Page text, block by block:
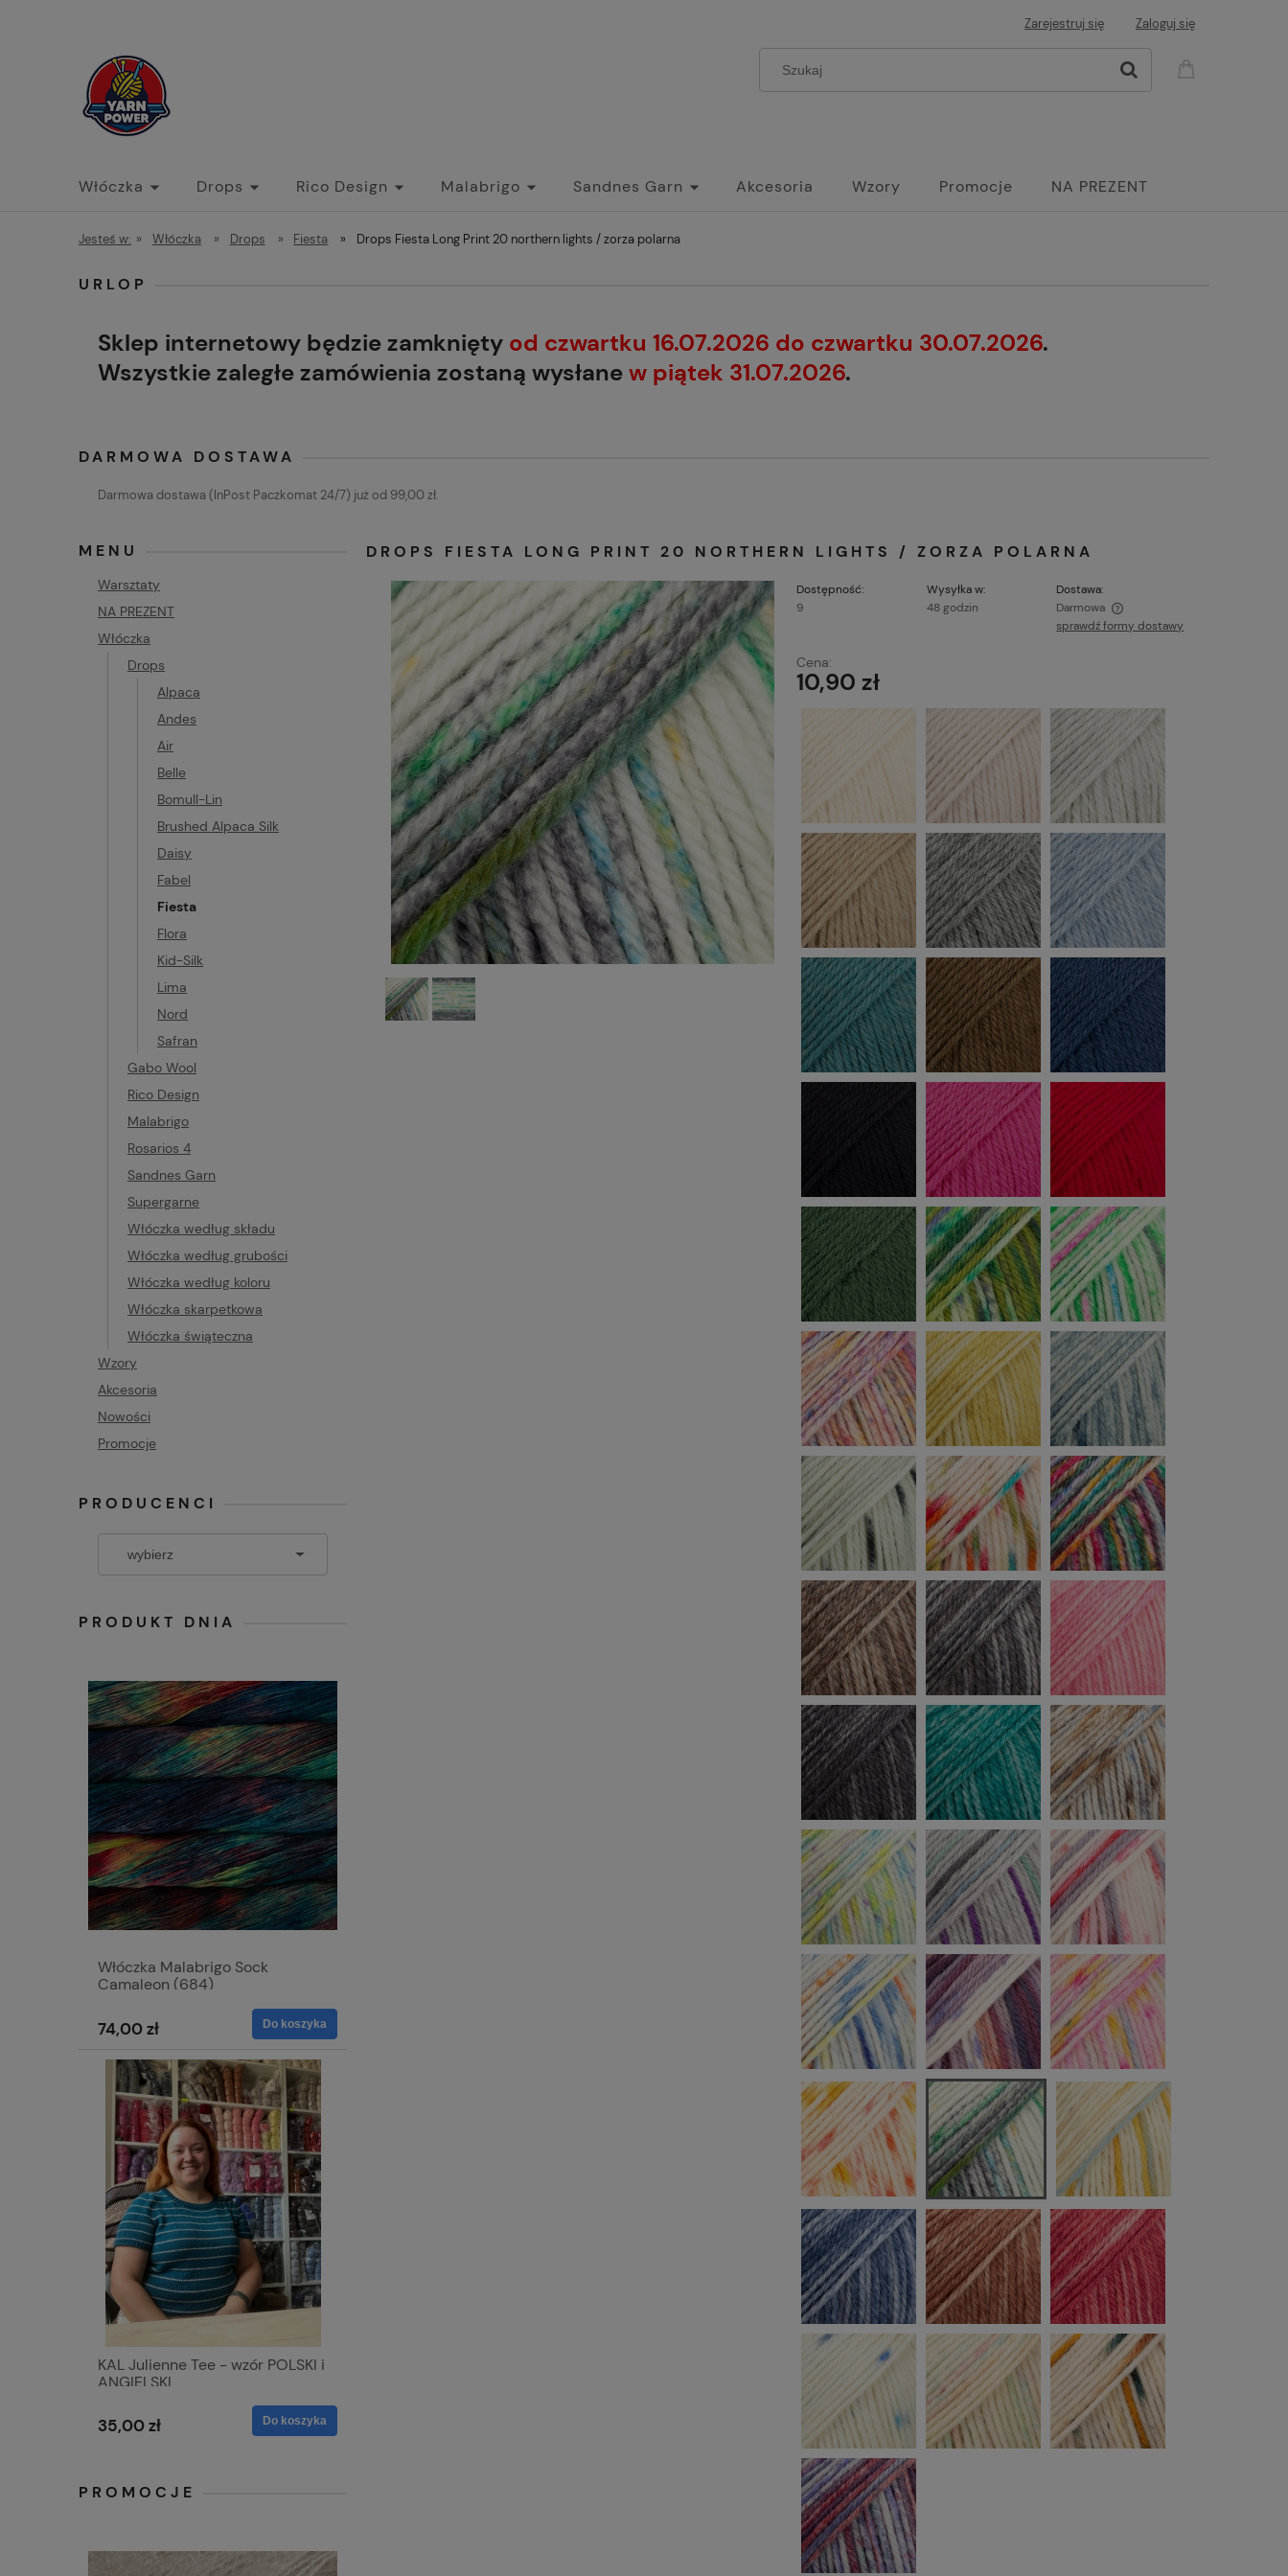
Zarejestruj się Zaloguj się
Włóczka Drops Rico Design Malabrigo Sandnes Garn Akcesoria Wzory Promocje NA PREZENT
Jesteś w: » Włóczka » Drops » Fiesta » Drops Fiesta Long Print 20 northern lights / zorza polarna
URLOP
Sklep internetowy będzie zamknięty od czwartku 16.07.2026 do czwartku 30.07.2026.
Wszystkie zaległe zamówienia zostaną wysłanew piątek 31.07.2026.
DARMOWA DOSTAWA
Darmowa dostawa (InPost Paczkomat 24/7) już od 99,00 zł.
MENU
Warsztaty
NA PREZENT
Włóczka
Drops
Alpaca
Andes
Air
Belle
Bomull-Lin
Brushed Alpaca Silk
Daisy
Fabel
Fiesta
Flora
Kid-Silk
Lima
Nord
Safran
Gabo Wool
Rico Design
Malabrigo
Rosarios 4
Sandnes Garn
Supergarne
Włóczka według składu
Włóczka według grubości
Włóczka według koloru
Włóczka skarpetkowa
Włóczka świąteczna
Wzory
Akcesoria
Nowości
Promocje
PRODUCENCI
PRODUKT DNIA
Włóczka Malabrigo Sock
Camaleon (684)
74,00 zł Do koszyka
KAL Julienne Tee - wzór POLSKI i
ANGIELSKI
35,00 zł Do koszyka
PROMOCJE
DROPS FIESTA LONG PRINT 20 NORTHERN LIGHTS / ZORZA POLARNA
Dostępność:
9
Wysyłka w:
48 godzin
Dostawa:
Darmowa
sprawdź formy dostawy
Cena:
10,90 zł